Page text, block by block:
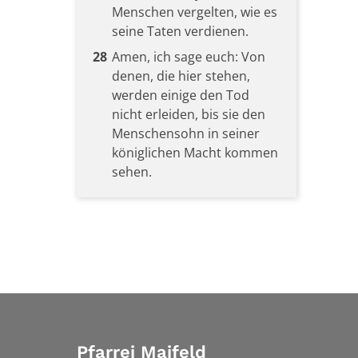
Menschen vergelten, wie es
seine Taten verdienen.
28 Amen, ich sage euch: Von
denen, die hier stehen,
werden einige den Tod
nicht erleiden, bis sie den
Menschensohn in seiner
königlichen Macht kommen
sehen.
Pfarrei Maifeld